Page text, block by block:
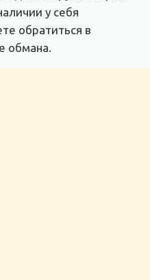
у себя
обратиться в
обмана.